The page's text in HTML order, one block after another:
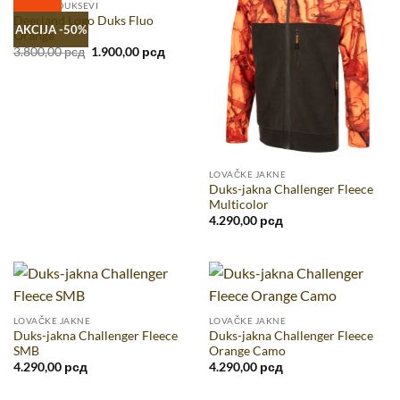
AKCIJA -50%
LOVAČKI DUKSEVI
Deerland Logo Duks Fluo
Orange
3.800,00рсд Originalna
1.900,00 рсдTrenutna
cena
1.900,00 рсд.
LOVAČKE JAKNE
Duks-jakna Challenger Fleece
Multicolor
4.290,00 рсд
LOVAČKE JAKNE
Duks-jakna Challenger Fleece
SMB
4.290,00 рсд
LOVAČKE JAKNE
Duks-jakna Challenger Fleece
Orange Camo
4.290,00 рсд